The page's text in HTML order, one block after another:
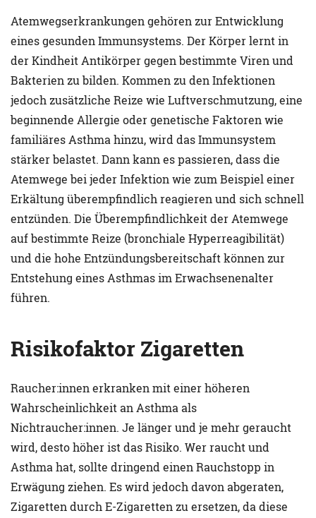
Atemwegserkrankungen gehören zur Entwicklung
eines gesunden Immunsystems. Der Körper lernt in
der Kindheit Antikörper gegen bestimmte Viren und
Bakterien zu bilden. Kommen zu den Infektionen
jedoch zusätzliche Reize wie Luftverschmutzung, eine
beginnende Allergie oder genetische Faktoren wie
familiäres Asthma hinzu, wird das Immunsystem
stärker belastet. Dann kann es passieren, dass die
Atemwege bei jeder Infektion wie zum Beispiel einer
Erkältung überempfindlich reagieren und sich schnell
entzünden. Die Überempfindlichkeit der Atemwege
auf bestimmte Reize (bronchiale Hyperreagibilität)
und die hohe Entzündungsbereitschaft können zur
Entstehung eines Asthmas im Erwachsenenalter
führen.
Risikofaktor Zigaretten
Raucher:innen erkranken mit einer höheren
Wahrscheinlichkeit an Asthma als
Nichtraucher:innen. Je länger und je mehr geraucht
wird, desto höher ist das Risiko. Wer raucht und
Asthma hat, sollte dringend einen Rauchstopp in
Erwägung ziehen. Es wird jedoch davon abgeraten,
Zigaretten durch E-Zigaretten zu ersetzen, da diese